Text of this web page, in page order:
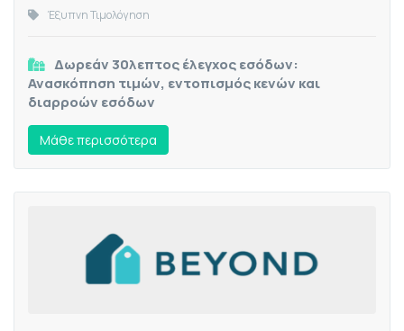
Έξυπνη Τιμολόγηση
Δωρεάν 30λεπτος έλεγχος εσόδων:
Ανασκόπηση τιμών, εντοπισμός κενών και
διαρροών εσόδων
Mάθε περισσότερα